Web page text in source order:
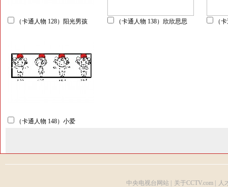
（卡通人物 128）阳光男孩 （卡通人物 138）欣欣思思 （
（卡通人物 148）小爱
中央电视台网站 关于CCTV.com 人